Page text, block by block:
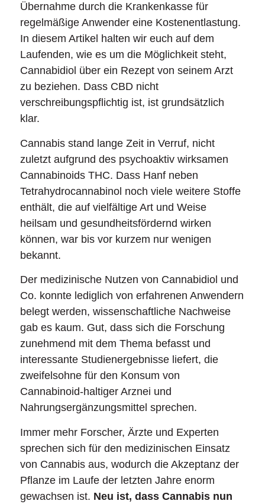
Übernahme durch die Krankenkasse für
regelmäßige Anwender eine Kostenentlastung.
In diesem Artikel halten wir euch auf dem
Laufenden, wie es um die Möglichkeit steht,
Cannabidiol über ein Rezept von seinem Arzt
zu beziehen. Dass CBD nicht
verschreibungspflichtig ist, ist grundsätzlich
klar.
Cannabis stand lange Zeit in Verruf, nicht
zuletzt aufgrund des psychoaktiv wirksamen
Cannabinoids THC. Dass Hanf neben
Tetrahydrocannabinol noch viele weitere Stoffe
enthält, die auf vielfältige Art und Weise
heilsam und gesundheitsfördernd wirken
können, war bis vor kurzem nur wenigen
bekannt.
Der medizinische Nutzen von Cannabidiol und
Co. konnte lediglich von erfahrenen Anwendern
belegt werden, wissenschaftliche Nachweise
gab es kaum. Gut, dass sich die Forschung
zunehmend mit dem Thema befasst und
interessante Studienergebnisse liefert, die
zweifelsohne für den Konsum von
Cannabinoid-haltiger Arznei und
Nahrungsergänzungsmittel sprechen.
Immer mehr Forscher, Ärzte und Experten
sprechen sich für den medizinischen Einsatz
von Cannabis aus, wodurch die Akzeptanz der
Pflanze im Laufe der letzten Jahre enorm
gewachsen ist. Neu ist, dass Cannabis nun